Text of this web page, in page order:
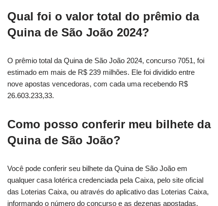
Qual foi o valor total do prêmio da
Quina de São João 2024?
O prêmio total da Quina de São João 2024, concurso 7051, foi
estimado em mais de R$ 239 milhões. Ele foi dividido entre
nove apostas vencedoras, com cada uma recebendo R$
26.603.233,33.
Como posso conferir meu bilhete da
Quina de São João?
Você pode conferir seu bilhete da Quina de São João em
qualquer casa lotérica credenciada pela Caixa, pelo site oficial
das Loterias Caixa, ou através do aplicativo das Loterias Caixa,
informando o número do concurso e as dezenas apostadas.